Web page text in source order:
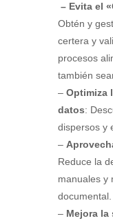
– Evita el
Obtén y
certera y
procesos
también
– Optimiza
datos:
dispersos y
–
Reduce la
manuales y
documental.
– Mejora la